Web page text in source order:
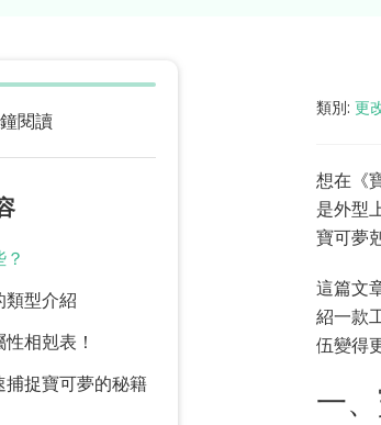
閱讀
類型介紹
相剋表！
捕捉寶可夢的秘籍
類別: 更
想在《
是外型
寶可夢
這篇文
紹一款
伍變得
一